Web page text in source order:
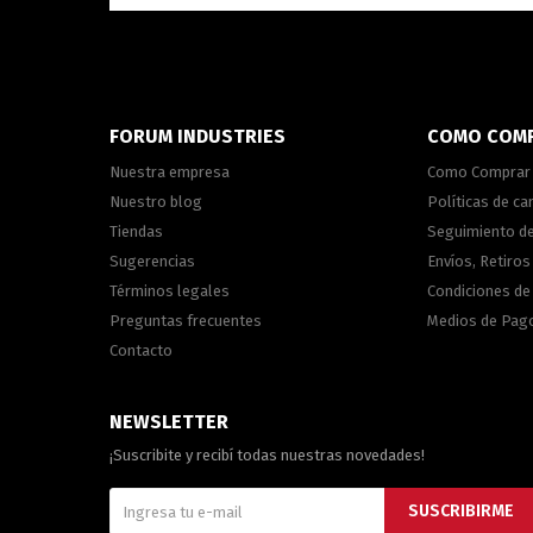
FORUM INDUSTRIES
Nuestra empresa
Nuestro blog
Tiendas
Sugerencias
Términos legales
Preguntas frecuentes
Contacto
COMO
Como Comprar
Políticas de
Seguimiento
Envíos,
Condiciones
Medios de
NEWSLETTER
¡Suscribite y recibí todas nuestras novedades!
SUSCRIBIRME